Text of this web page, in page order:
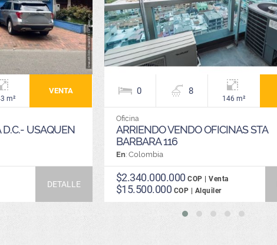
m²
VENTA
D.C.- USAQUEN
DETALLE
0 8
146 m²
Oficina
ARRIENDO VENDO OFICINAS STA
BARBARA 116
En: Colombia
$2.340.000.000COP | Venta
$15.500.000 COP | Alquiler